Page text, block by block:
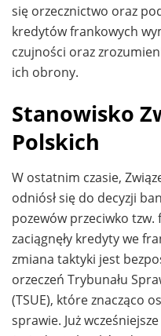
się orzecznictwo oraz
kredytów frankowych
czujności oraz
ich obrony.
Stanowisko
Polskich
W ostatnim czasie,
odniósł się do decyzji
pozewów przeciwko
zaciągnęły kredyty we
zmiana taktyki jest
orzeczeń Trybunału
(TSUE), które znacząco
sprawie. Już